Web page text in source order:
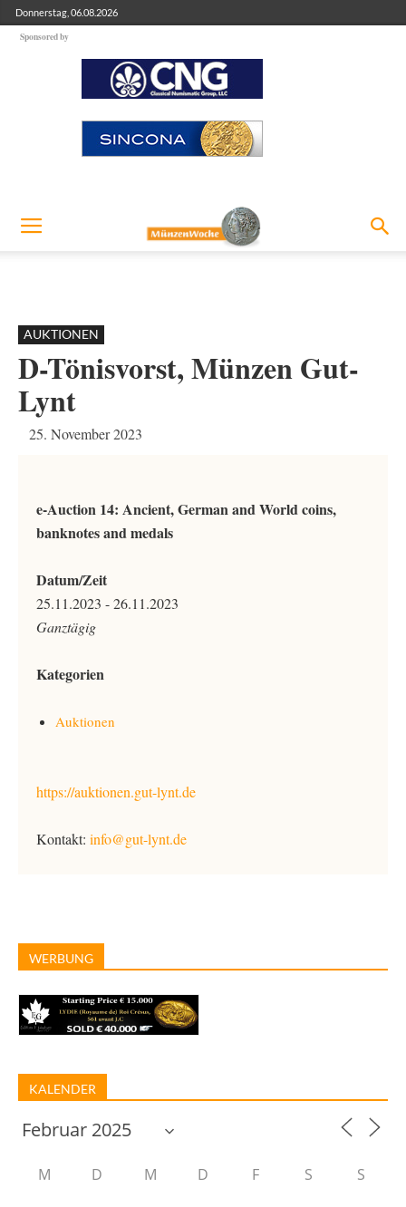
Donnerstag, 06.08.2026
Sponsored by
AUKTIONEN
D-Tönisvorst, Münzen Gut-
Lynt
25. November 2023
e-Auction 14: Ancient, German and World coins,
banknotes and medals
Datum/Zeit
25.11.2023 - 26.11.2023
Ganztägig
Kategorien
Auktionen
https://auktionen.gut-lynt.de
Kontakt: info@gut-lynt.de
WERBUNG
KALENDER
M D M D F S S